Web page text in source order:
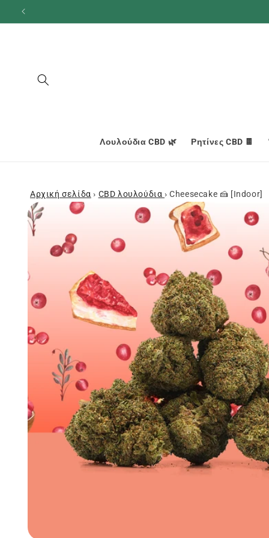
προχωρήστε
στο
Λουλούδια CBD 🌿 Ρητίνες CBD 🍫
Αρχική σελίδα › CBD λουλούδια› Cheesecake 🍰 [Indoor]
Μεταβείτε
στις
πληροφορίες
προϊόντος